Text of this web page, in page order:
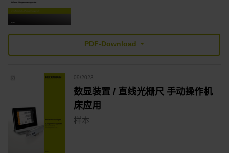
PDF-Download
09/2023
数显装置 / 直线光栅尺 手动操作机
床应用
样本